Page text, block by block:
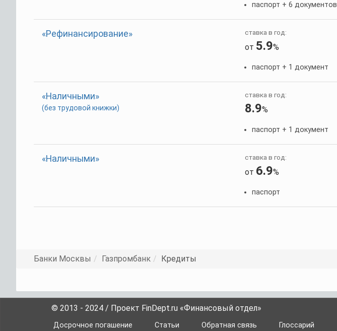
паспорт + 6 документов
«Рефинансирование» ставка в год:
от 5.9%
паспорт + 1 документ
«Наличными»
(без трудовой книжки)
ставка в год:
8.9%
паспорт + 1 документ
«Наличными» ставка в год:
от 6.9%
паспорт
Банки Москвы Газпромбанк Кредиты
© 2013 - 2024 / Проект FinDept.ru «Финансовый отдел»
Досрочное погашение Статьи Обратная связь Глоссарий